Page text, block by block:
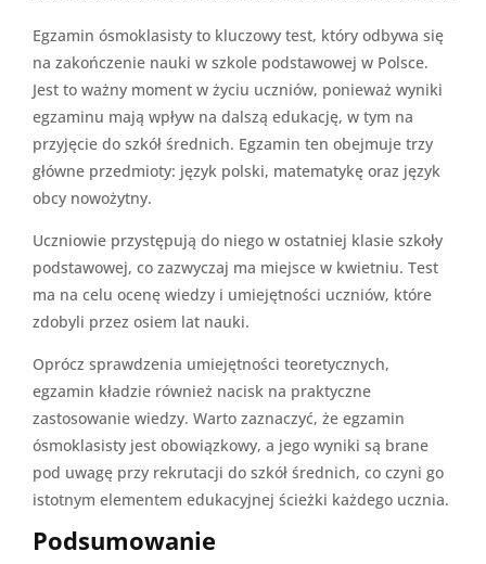
Egzamin ósmoklasisty to kluczowy test, który odbywa się
na zakończenie nauki w szkole podstawowej w Polsce.
Jest to ważny moment w życiu uczniów, ponieważ wyniki
egzaminu mają wpływ na dalszą edukację, w tym na
przyjęcie do szkół średnich. Egzamin ten obejmuje trzy
główne przedmioty: język polski, matematykę oraz język
obcy nowożytny.
Uczniowie przystępują do niego w ostatniej klasie szkoły
podstawowej, co zazwyczaj ma miejsce w kwietniu. Test
ma na celu ocenę wiedzy i umiejętności uczniów, które
zdobyli przez osiem lat nauki.
Oprócz sprawdzenia umiejętności teoretycznych,
egzamin kładzie również nacisk na praktyczne
zastosowanie wiedzy. Warto zaznaczyć, że egzamin
ósmoklasisty jest obowiązkowy, a jego wyniki są brane
pod uwagę przy rekrutacji do szkół średnich, co czyni go
istotnym elementem edukacyjnej ścieżki każdego ucznia.
Podsumowanie